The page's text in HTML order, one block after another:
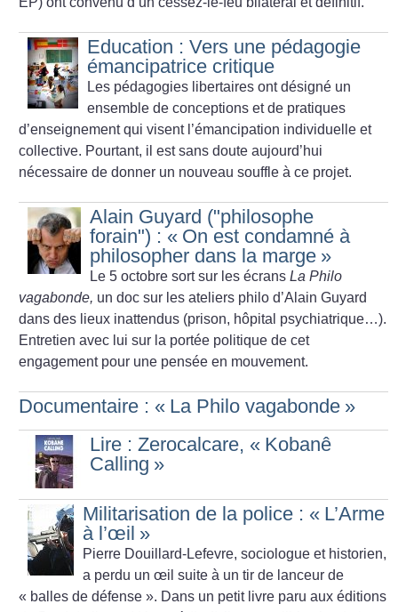
Education : Vers une pédagogie
émancipatrice critique
Les pédagogies libertaires ont désigné un
ensemble de conceptions et de pratiques
d’enseignement qui visent l’émancipation individuelle et
collective. Pourtant, il est sans doute aujourd’hui
nécessaire de donner un nouveau souffle à ce projet.
Alain Guyard ("philosophe
forain") : « On est condamné à
philosopher dans la marge »
Le 5 octobre sort sur les écransLa Philo
vagabonde, un doc sur les ateliers philo d’Alain Guyard
dans des lieux inattendus (prison, hôpital psychiatrique…).
Entretien avec lui sur la portée politique de cet
engagement pour une pensée en mouvement.
Documentaire : « La Philo vagabonde »
Lire : Zerocalcare, « Kobanê
Calling »
Militarisation de la police : « L’Arme
à l’œil »
Pierre Douillard-Lefevre, sociologue et historien,
a perdu un œil suite à un tir de lanceur de
« balles de défense ». Dans un petit livre paru aux éditions